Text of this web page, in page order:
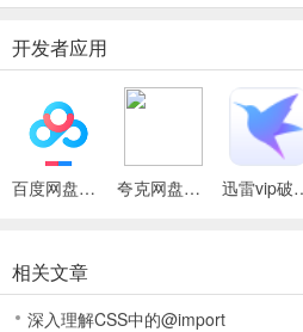
可以在裏麵去了解，选择各种不同的热
5、精妙绝伦的活动赛事以及各类玩法
操作上更简单，特色本地方言回味家
玩家赠送超多的海量游戏金币。
兵系统等多样化的基础系统外，还同
等丰富游戏玩法，是一款真正意义的影
开发者应用
百度网盘绿色免安装Pc电脑版 夸克网盘官方正式版 迅雷vip破
相关文章
深入理解CSS中的@import